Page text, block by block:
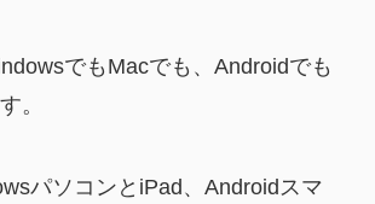
でもMacでも、Androidでも
。
パソコンとiPad、Androidスマ